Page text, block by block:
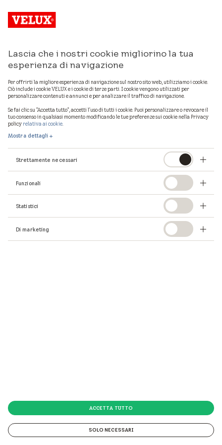
Lascia che i nostri cookie migliorino la tua
esperienza di navigazione
Per offrirti la migliore esperienza di navigazione sul nostro sito web, utilizziamo i cookie.
Ciò include i cookie VELUX e i cookie di terze parti. I cookie vengono utilizzati per
personalizzare contenuti e annunci e per analizzare il traffico di navigazione.
Se fai clic su "Accetta tutto", accetti l'uso di tutti i cookie. Puoi personalizzare o revocare il
tuo consenso in qualsiasi momento modificando le tue preferenze sui cookie nella Privacy
policy relativa ai cookie.
Mostra dettagli
Strettamente necessari
Funzionali
Statistici
Di marketing
SOLO NECESSARI
ACCETTA TUTTO
Mostra mappa
professionisti VELUX in provincia di Reggio Calabria
© 2026 VELUX Italia s.p.a. Via Strà 152 - 37030 Colognola ai Colli (VR) P.IVA 01337770232
© 2026 VELUX Italia s.p.a.